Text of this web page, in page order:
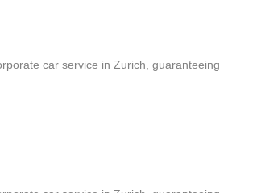
car service in Zurich, guaranteeing